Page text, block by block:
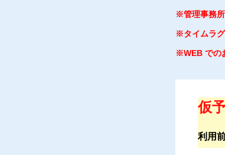
※管理事務所
※タイムラグ
※WEB での
仮
利用